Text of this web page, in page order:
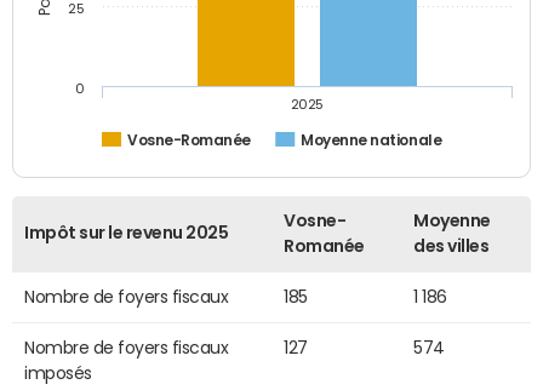
Vosne-Romanée Moyenne nationale
2025
0
25
Impôt sur le revenu 2025
Vosne-
Romanée
Moyenne
des villes
Nombre de foyers fiscaux 185 1 186
Nombre de foyers fiscaux
imposés
127 574